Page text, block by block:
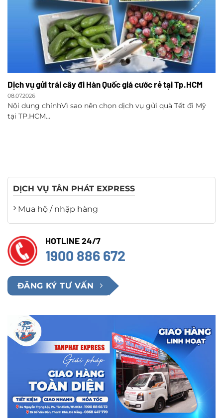
Dịch vụ gửi trái cây đi Hàn Quốc giá cước rẻ tại Tp.HCM
08.07.2026
Nội dung chínhVì sao nên chọn dịch vụ gửi quà Tết đi Mỹ
tại TP.HCM...
DỊCH VỤ TÂN PHÁT EXPRESS
Mua hộ / nhập hàng
HOTLINE 24/7
1900 886 672
ĐĂNG KÝ TƯ VẤN